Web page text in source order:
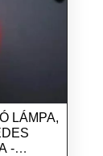
LÁMPA,
-